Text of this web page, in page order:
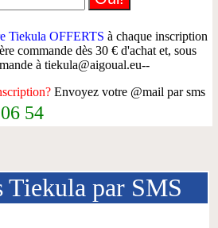
Tiekula OFFERTS à chaque inscription
commande dès 30 € d'achat et, sous
à tiekula@aigoual.eu--
Envoyez votre @mail par sms
54
Tiekula par SMS